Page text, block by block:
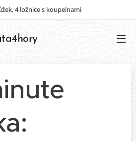
4 ložnice s koupelnami